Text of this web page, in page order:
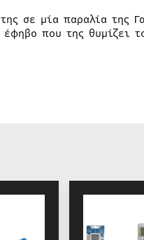
σε μία παραλία της
που της θυμίζει